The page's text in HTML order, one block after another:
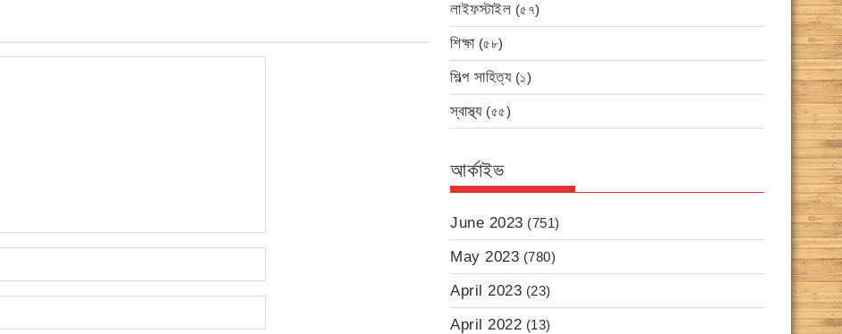
লাইফস্টাইল (৫৭)
শিক্ষা(৫৮)
শিল্প সাহিত্য(১)
স্বাস্থ্য(৫৫)
আর্কাইভ
June 2023 (751)
May 2023 (780)
April 2023 (23)
April 2022 (13)